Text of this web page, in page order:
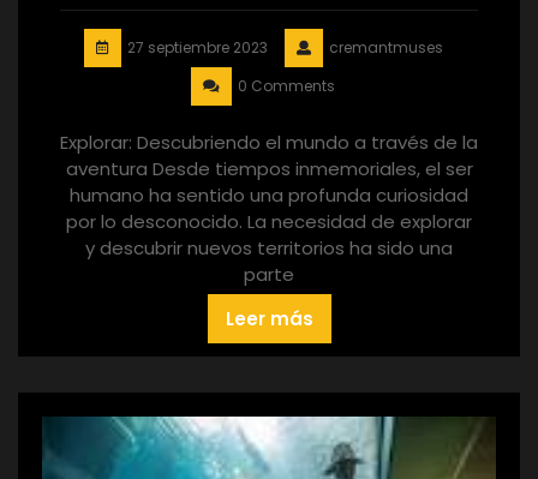
27 septiembre 2023
cremantmuses
0 Comments
Explorar: Descubriendo el mundo a través de la
aventura Desde tiempos inmemoriales, el ser
humano ha sentido una profunda curiosidad
por lo desconocido. La necesidad de explorar
y descubrir nuevos territorios ha sido una
parte
Leer más